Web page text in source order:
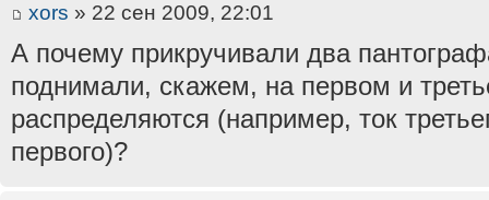
xors » 22 сен 2009, 22:01
А почему прикручивали два
поднимали, скажем, на первом и
распределяются (например, ток
первого)?